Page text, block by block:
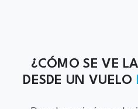
¿CÓMO SE VE
DESDE UN VUELO